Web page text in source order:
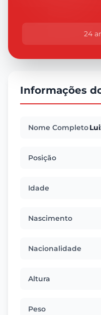
24
Informações
Nome Completo
Posição
Idade
Nascimento
Nacionalidade
Altura
Peso